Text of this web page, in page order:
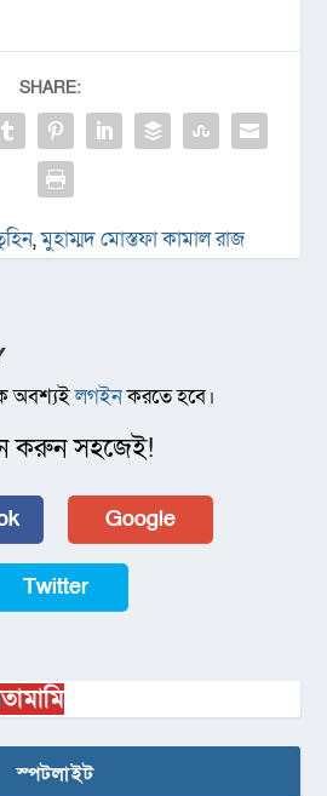
SHARE:
,মুহাম্মদ মোস্তফা কামাল রাজ
অবশ্যইলগইনকরতে হবে।
করুন সহজেই!
Google
Twitter
স্পটলাইট